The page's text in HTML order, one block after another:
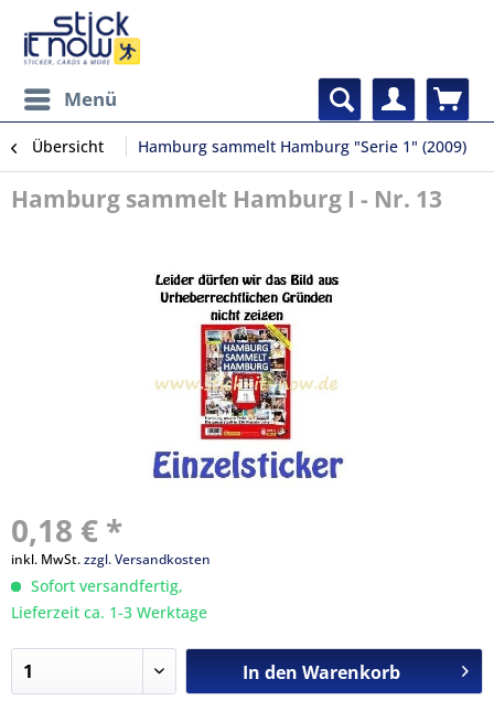
Menü
Übersicht Hamburg sammelt Hamburg "Serie 1" (2009)
Hamburg sammelt Hamburg I - Nr. 13
0,18 € *
inkl. MwSt.zzgl. Versandkosten
Sofort versandfertig,
Lieferzeit ca. 1-3 Werktage
In den Warenkorb